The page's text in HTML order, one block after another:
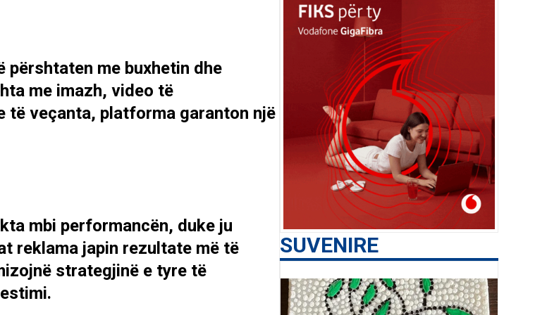
përshtaten me buxhetin dhe
me imazh, video të
të veçanta, platforma garanton një
mbi performancën, duke ju
reklama japin rezultate më të
strategjinë e tyre të
SUVENIRE